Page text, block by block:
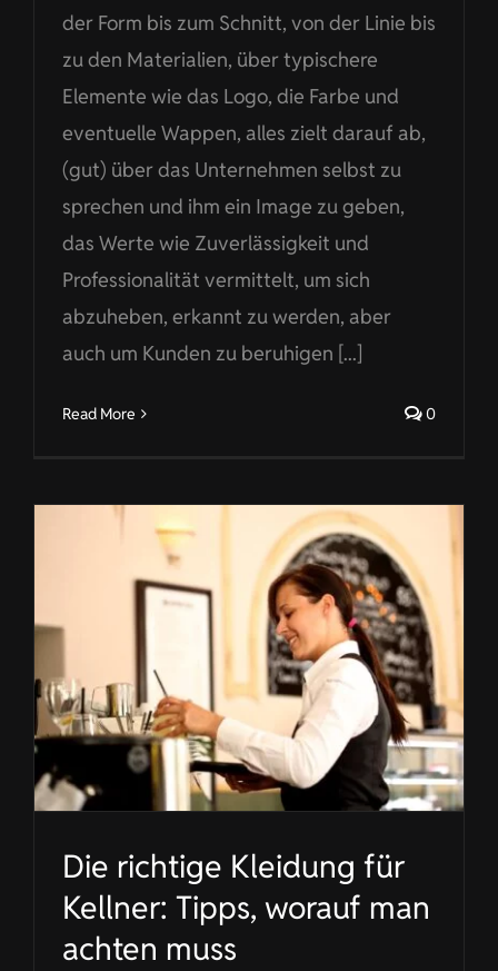
der Form bis zum Schnitt, von der Linie bis
zu den Materialien, über typischere
Elemente wie das Logo, die Farbe und
eventuelle Wappen, alles zielt darauf ab,
(gut) über das Unternehmen selbst zu
sprechen und ihm ein Image zu geben,
das Werte wie Zuverlässigkeit und
Professionalität vermittelt, um sich
abzuheben, erkannt zu werden, aber
auch um Kunden zu beruhigen [...]
Read More 0
Die richtige Kleidung für
Kellner: Tipps, worauf man
achten muss